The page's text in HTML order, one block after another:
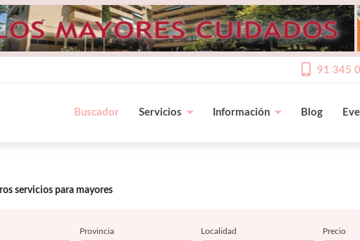
91 345
Buscador Servicios Información Blog
servicios para mayores
Provincia Localidad Precio